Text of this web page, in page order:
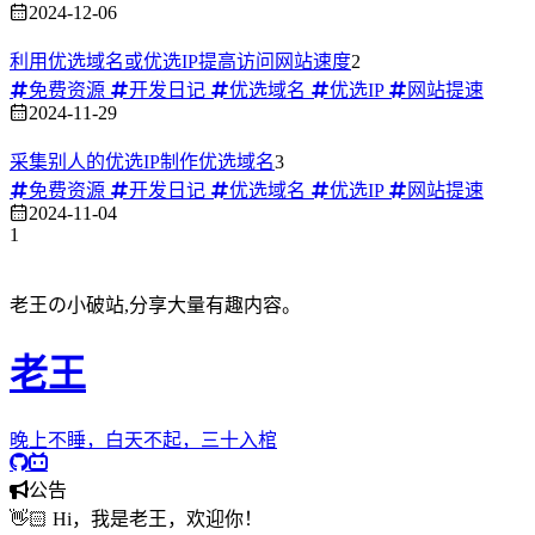
2024-12-06
利用优选域名或优选IP提高访问网站速度2
免费资源
开发日记 优选域名 优选IP
网站提速
2024-11-29
采集别人的优选IP制作优选域名3
免费资源
开发日记 优选域名 优选IP
网站提速
2024-11-04
1
老王の小破站,分享大量有趣内容。
老王
晚上不睡，白天不起，三十入棺
公告
👋🏻 Hi，我是老王，欢迎你！